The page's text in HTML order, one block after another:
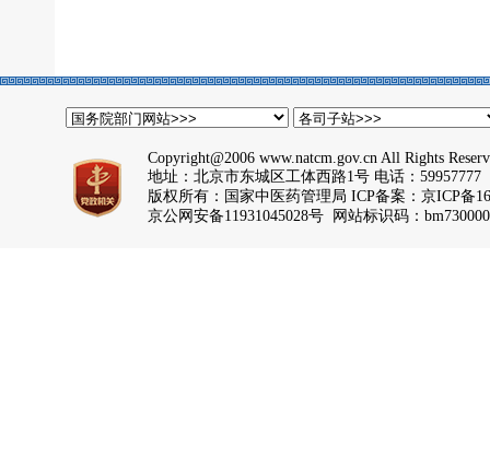
Copyright@2006 www.natcm.gov.cn All Rights
地址：北京市东城区工体西路1号 电话：59957777
版权所有：国家中医药管理局 ICP备案： 京ICP备
京公网安备11931045028号 网站标识码：